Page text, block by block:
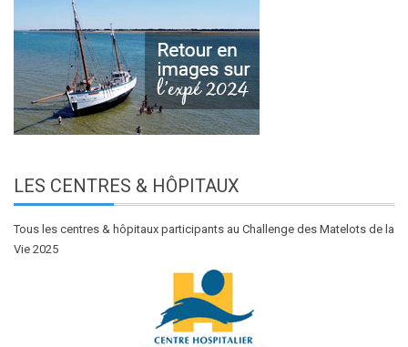
LES CENTRES & HÔPITAUX
Tous les centres & hôpitaux participants au Challenge des Matelots de la
Vie 2025